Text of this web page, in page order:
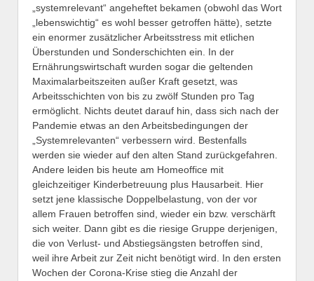
„systemrelevant“ angeheftet bekamen (obwohl das Wort
„lebenswichtig“ es wohl besser getroffen hätte), setzte
ein enormer zusätzlicher Arbeitsstress mit etlichen
Überstunden und Sonderschichten ein. In der
Ernährungswirtschaft wurden sogar die geltenden
Maximalarbeitszeiten außer Kraft gesetzt, was
Arbeitsschichten von bis zu zwölf Stunden pro Tag
ermöglicht. Nichts deutet darauf hin, dass sich nach der
Pandemie etwas an den Arbeitsbedingungen der
„Systemrelevanten“ verbessern wird. Bestenfalls
werden sie wieder auf den alten Stand zurückgefahren.
Andere leiden bis heute am Homeoffice mit
gleichzeitiger Kinderbetreuung plus Hausarbeit. Hier
setzt jene klassische Doppelbelastung, von der vor
allem Frauen betroffen sind, wieder ein bzw. verschärft
sich weiter. Dann gibt es die riesige Gruppe derjenigen,
die von Verlust- und Abstiegsängsten betroffen sind,
weil ihre Arbeit zur Zeit nicht benötigt wird. In den ersten
Wochen der Corona-Krise stieg die Anzahl der